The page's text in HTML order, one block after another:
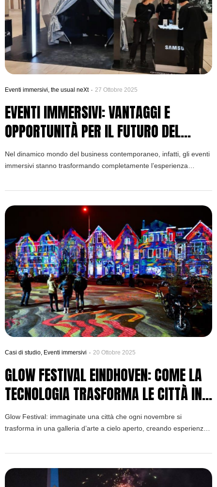
Eventi immersivi, the usual neXt 27 Ottobre 2025
EVENTI IMMERSIVI: VANTAGGI E
OPPORTUNITÀ PER IL FUTURO DEL
BUSINESS
Nel dinamico mondo del business contemporaneo, infatti, gli eventi
immersivi stanno trasformando completamente l’esperienza
ma principalmente umana e relazionale. Pertanto, le aziende
autentiche con i clienti. Inoltre, gli eventi immersivi rappresentano il
futuro del marketing esperienziale.
Casi di studio, Eventi immersivi 20 Ottobre 2025
GLOW FESTIVAL EINDHOVEN: COME LA
TECNOLOGIA TRASFORMA LE CITTÀ IN
GALLERIE LUMINOSE
Glow Festival: immaginate una città che ogni novembre si
trasforma in una galleria d’arte a cielo aperto, creando esperienze